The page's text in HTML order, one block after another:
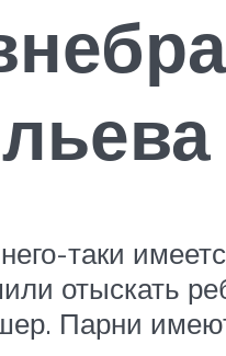
таки
отыскать
Парни